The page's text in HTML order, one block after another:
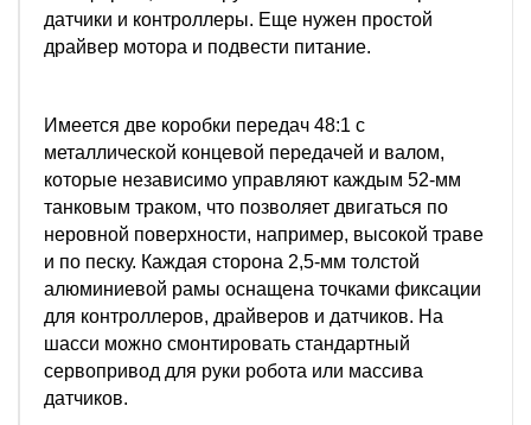
датчики и контроллеры. Еще нужен простой
драйвер мотора и подвести питание.
Имеется две коробки передач 48:1 с
металлической концевой передачей и валом,
которые независимо управляют каждым 52-мм
танковым траком, что позволяет двигаться по
неровной поверхности, например, высокой траве
и по песку. Каждая сторона 2,5-мм толстой
алюминиевой рамы оснащена точками фиксации
для контроллеров, драйверов и датчиков. На
шасси можно смонтировать стандартный
сервопривод для руки робота или массива
датчиков.